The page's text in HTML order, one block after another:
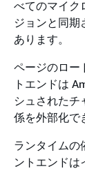
べてのマイク
ジョンと同期
あります。
ページのロー
トエンドは
シュされたチ
係を外部化で
ランタイムの
ントエンドは